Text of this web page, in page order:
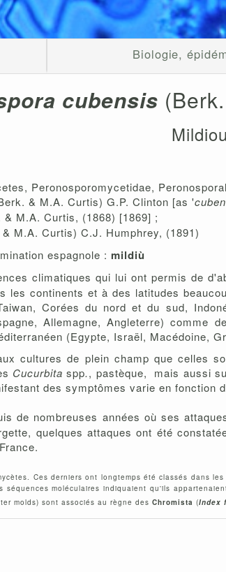
Biologie,
cubensis
Mildiou
Peronosporomycetidae,
& M.A. Curtis) G.P. Clinton [as '
& M.A. Curtis, (1868) [1869] ;
M.A. Curtis) C.J. Humphrey, (1891)
espagnole : mildiù
climatiques qui lui ont permis de
les continents et à des latitudes
Corées du nord et du sud,
Allemagne, Angleterre) comme
(Egypte, Israël, Macédoine,
cultures de plein champ que celles
Cucurbitaspp., pastèque, mais aussi
des symptômes varie en fonction
de nombreuses années où ses
quelques attaques ont été
Ces derniers ont longtemps été classés dans
moléculaires indiquaient qu'ils
molds) sont associés au règne des Chromista (Index